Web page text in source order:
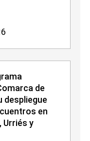
de
despliegue
en
Urriés y